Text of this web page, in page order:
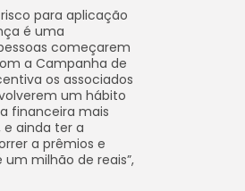
para aplicação
é uma
começarem
a Campanha de
os associados
um hábito
financeira mais
e ainda ter a
a prêmios e
milhão de reais”,